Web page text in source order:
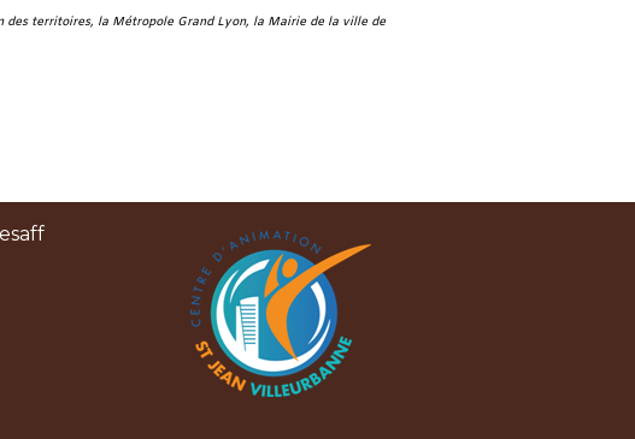
des territoires, la Métropole Grand Lyon, la Mairie de la ville de